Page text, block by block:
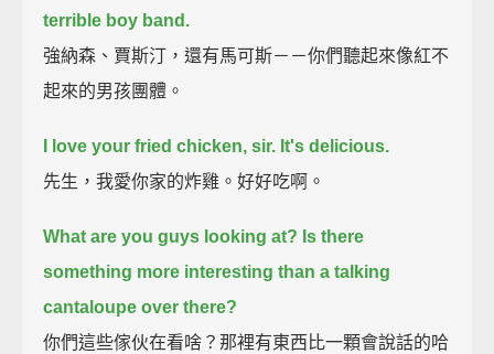
terrible boy band.
強納森、賈斯汀，還有馬可斯－－你們聽起來像紅不
起來的男孩團體。
I love your fried chicken, sir. It's delicious.
先生，我愛你家的炸雞。好好吃啊。
What are you guys looking at? Is there
something more interesting than a talking
cantaloupe over there?
你們這些傢伙在看啥？那裡有東西比一顆會說話的哈